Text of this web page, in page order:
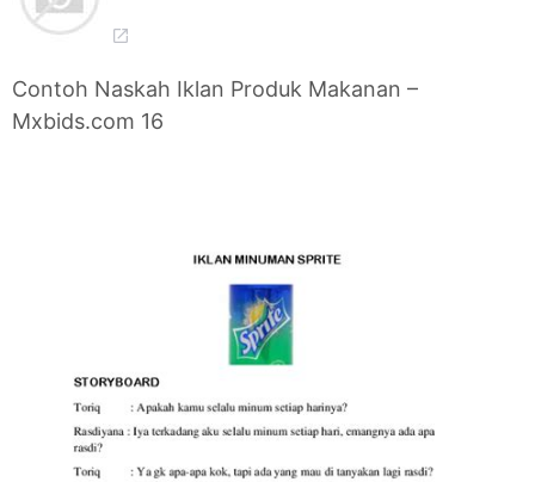
Contoh Naskah Iklan Produk Makanan –
Mxbids.com 16